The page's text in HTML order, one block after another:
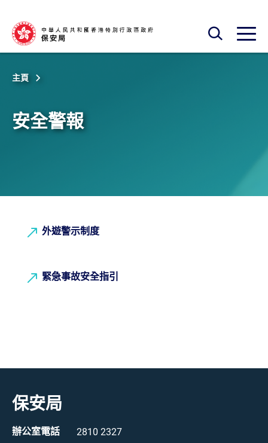
開啟搜尋框
開啟
主頁
安全警報
外遊警示制度
緊急事故安全指引
保安局
辦公室電話 2810 2327